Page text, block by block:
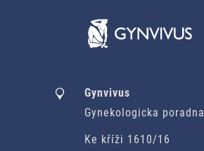
Gynvivus
Gynekologicka poradna
Ke kříži 1610/16